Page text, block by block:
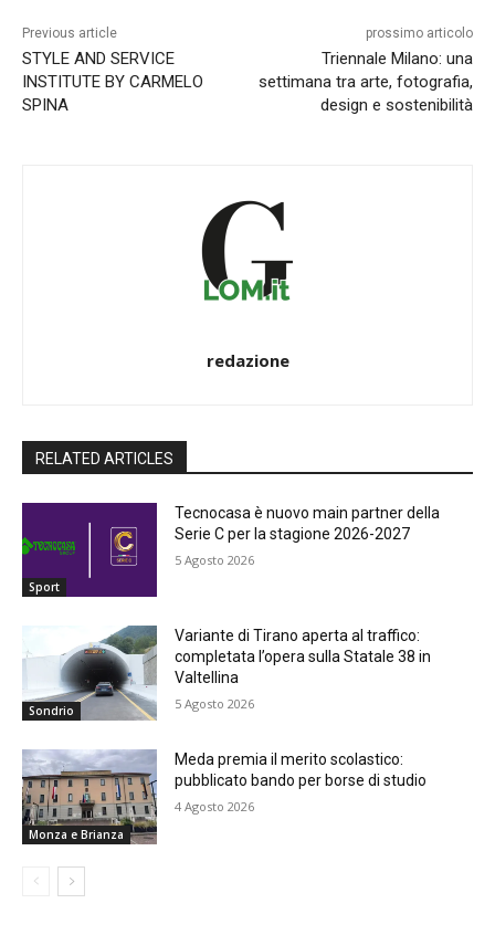
Previous article
STYLE AND SERVICE
INSTITUTE BY CARMELO
SPINA
prossimo articolo
Triennale Milano: una
settimana tra arte, fotografia,
design e sostenibilità
redazione
RELATED ARTICLES
Sport
Tecnocasa è nuovo main partner della
Serie C per la stagione 2026-2027
5 Agosto 2026
Sondrio
Variante di Tirano aperta al traffico:
completata l’opera sulla Statale 38 in
Valtellina
5 Agosto 2026
Monza e Brianza
Meda premia il merito scolastico:
pubblicato bando per borse di studio
4 Agosto 2026